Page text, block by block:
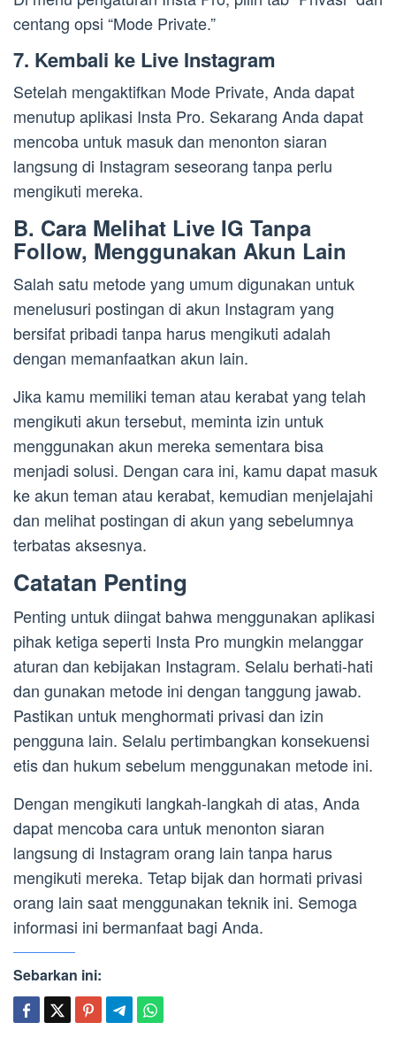
centang opsi “Mode Private.”
7. Kembali ke Live Instagram
Setelah mengaktifkan Mode Private, Anda dapat
menutup aplikasi Insta Pro. Sekarang Anda dapat
mencoba untuk masuk dan menonton siaran
langsung di Instagram seseorang tanpa perlu
mengikuti mereka.
B. Cara Melihat Live IG Tanpa
Follow, Menggunakan Akun Lain
Salah satu metode yang umum digunakan untuk
menelusuri postingan di akun Instagram yang
bersifat pribadi tanpa harus mengikuti adalah
dengan memanfaatkan akun lain.
Jika kamu memiliki teman atau kerabat yang telah
mengikuti akun tersebut, meminta izin untuk
menggunakan akun mereka sementara bisa
menjadi solusi. Dengan cara ini, kamu dapat masuk
ke akun teman atau kerabat, kemudian menjelajahi
dan melihat postingan di akun yang sebelumnya
terbatas aksesnya.
Catatan Penting
Penting untuk diingat bahwa menggunakan aplikasi
pihak ketiga seperti Insta Pro mungkin melanggar
aturan dan kebijakan Instagram. Selalu berhati-hati
dan gunakan metode ini dengan tanggung jawab.
Pastikan untuk menghormati privasi dan izin
pengguna lain. Selalu pertimbangkan konsekuensi
etis dan hukum sebelum menggunakan metode ini.
Dengan mengikuti langkah-langkah di atas, Anda
dapat mencoba cara untuk menonton siaran
langsung di Instagram orang lain tanpa harus
mengikuti mereka. Tetap bijak dan hormati privasi
orang lain saat menggunakan teknik ini. Semoga
informasi ini bermanfaat bagi Anda.
Sebarkan ini: